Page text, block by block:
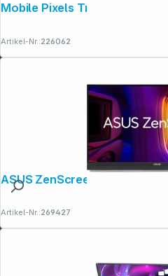
Artikel-Nr.:226062
ASUS ZenScreen MB27ACF
Artikel-Nr.:269427